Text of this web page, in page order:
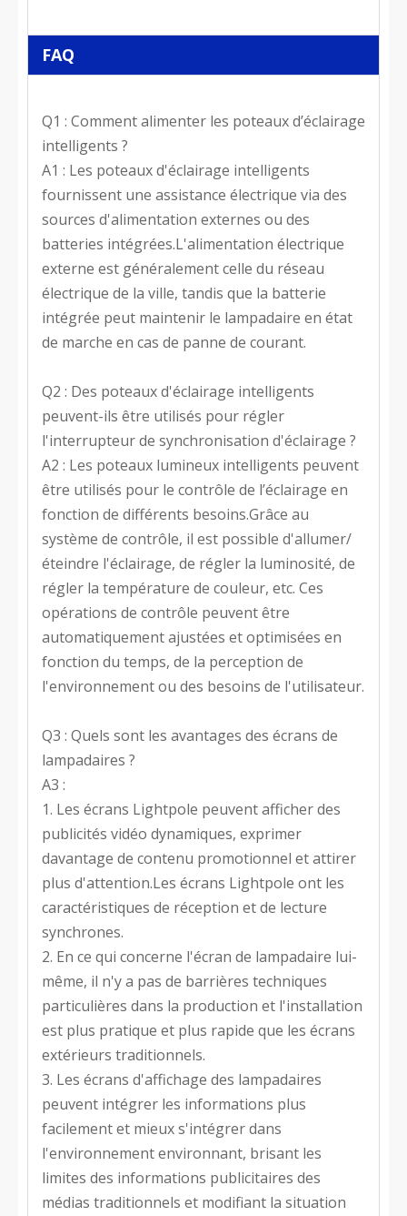
FAQ
Q1 : Comment alimenter les poteaux d’éclairage
intelligents ?
A1 : Les poteaux d'éclairage intelligents
fournissent une assistance électrique via des
sources d'alimentation externes ou des
batteries intégrées.L'alimentation électrique
externe est généralement celle du réseau
électrique de la ville, tandis que la batterie
intégrée peut maintenir le lampadaire en état
de marche en cas de panne de courant.
Q2 : Des poteaux d'éclairage intelligents
peuvent-ils être utilisés pour régler
l'interrupteur de synchronisation d'éclairage ?
A2 : Les poteaux lumineux intelligents peuvent
être utilisés pour le contrôle de l’éclairage en
fonction de différents besoins.Grâce au
système de contrôle, il est possible d'allumer/
éteindre l'éclairage, de régler la luminosité, de
régler la température de couleur, etc. Ces
opérations de contrôle peuvent être
automatiquement ajustées et optimisées en
fonction du temps, de la perception de
l'environnement ou des besoins de l'utilisateur.
Q3 : Quels sont les avantages des écrans de
lampadaires ?
A3 :
1. Les écrans Lightpole peuvent afficher des
publicités vidéo dynamiques, exprimer
davantage de contenu promotionnel et attirer
plus d'attention.Les écrans Lightpole ont les
caractéristiques de réception et de lecture
synchrones.
2. En ce qui concerne l'écran de lampadaire lui-
même, il n'y a pas de barrières techniques
particulières dans la production et l'installation
est plus pratique et plus rapide que les écrans
extérieurs traditionnels.
3. Les écrans d'affichage des lampadaires
peuvent intégrer les informations plus
facilement et mieux s'intégrer dans
l'environnement environnant, brisant les
limites des informations publicitaires des
médias traditionnels et modifiant la situation